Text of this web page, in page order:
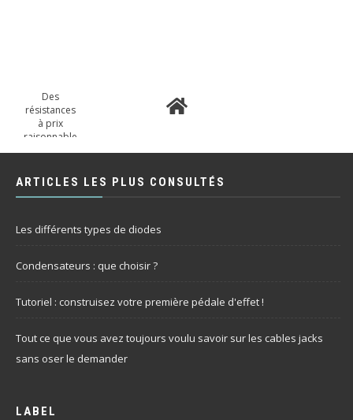
Des
résistances
à prix
raisonnable
ARTICLES LES PLUS CONSULTÉS
Les différents types de diodes
Condensateurs : que choisir ?
Tutoriel : construisez votre première pédale d'effet !
Tout ce que vous avez toujours voulu savoir sur les cables jacks
sans oser le demander
LABEL